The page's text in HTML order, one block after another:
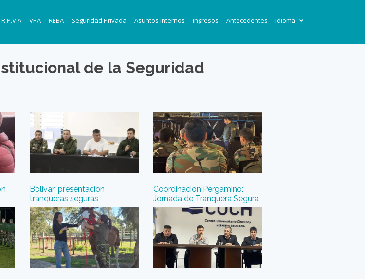
R.P.V.A VPA REBA Seguridad Privada Asuntos Internos Ingresos Antecedentes Idioma
de la Seguridad
Bolivar: presentacion
tranqueras seguras
Coordinacion Pergamino:
Jornada de Tranquera Segura